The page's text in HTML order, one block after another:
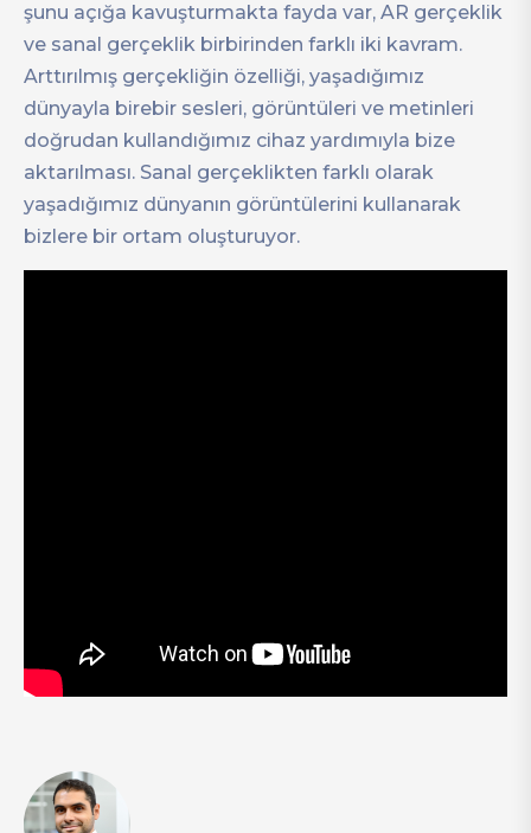
şunu açığa kavuşturmakta fayda var, AR gerçeklik
ve sanal gerçeklik birbirinden farklı iki kavram.
Arttırılmış gerçekliğin özelliği, yaşadığımız
dünyayla birebir sesleri, görüntüleri ve metinleri
doğrudan kullandığımız cihaz yardımıyla bize
aktarılması. Sanal gerçeklikten farklı olarak
yaşadığımız dünyanın görüntülerini kullanarak
bizlere bir ortam oluşturuyor.